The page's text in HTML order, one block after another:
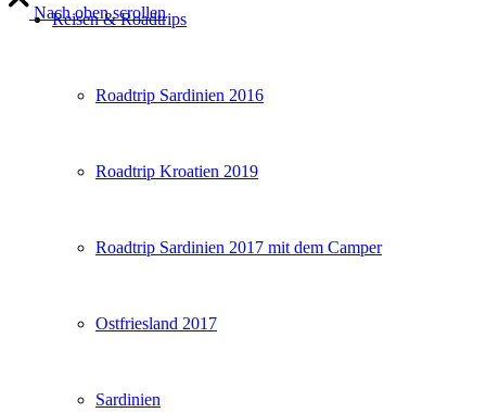
Reisen & Roadtrips
Roadtrip Sardinien 2016
Roadtrip Kroatien 2019
Roadtrip Sardinien 2017 mit dem Camper
Ostfriesland 2017
Sardinien
Nach oben scrollen